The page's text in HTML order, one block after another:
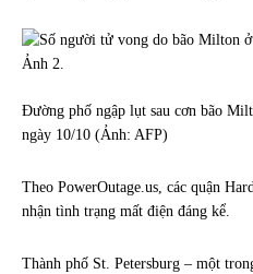
Đường phố ngập lụt sau cơn bão
ngày 10/10 (Ảnh: AFP)
Theo PowerOutage.us, các quận
nhận tình trạng mất điện đáng kể.
Thành phố St. Petersburg – một